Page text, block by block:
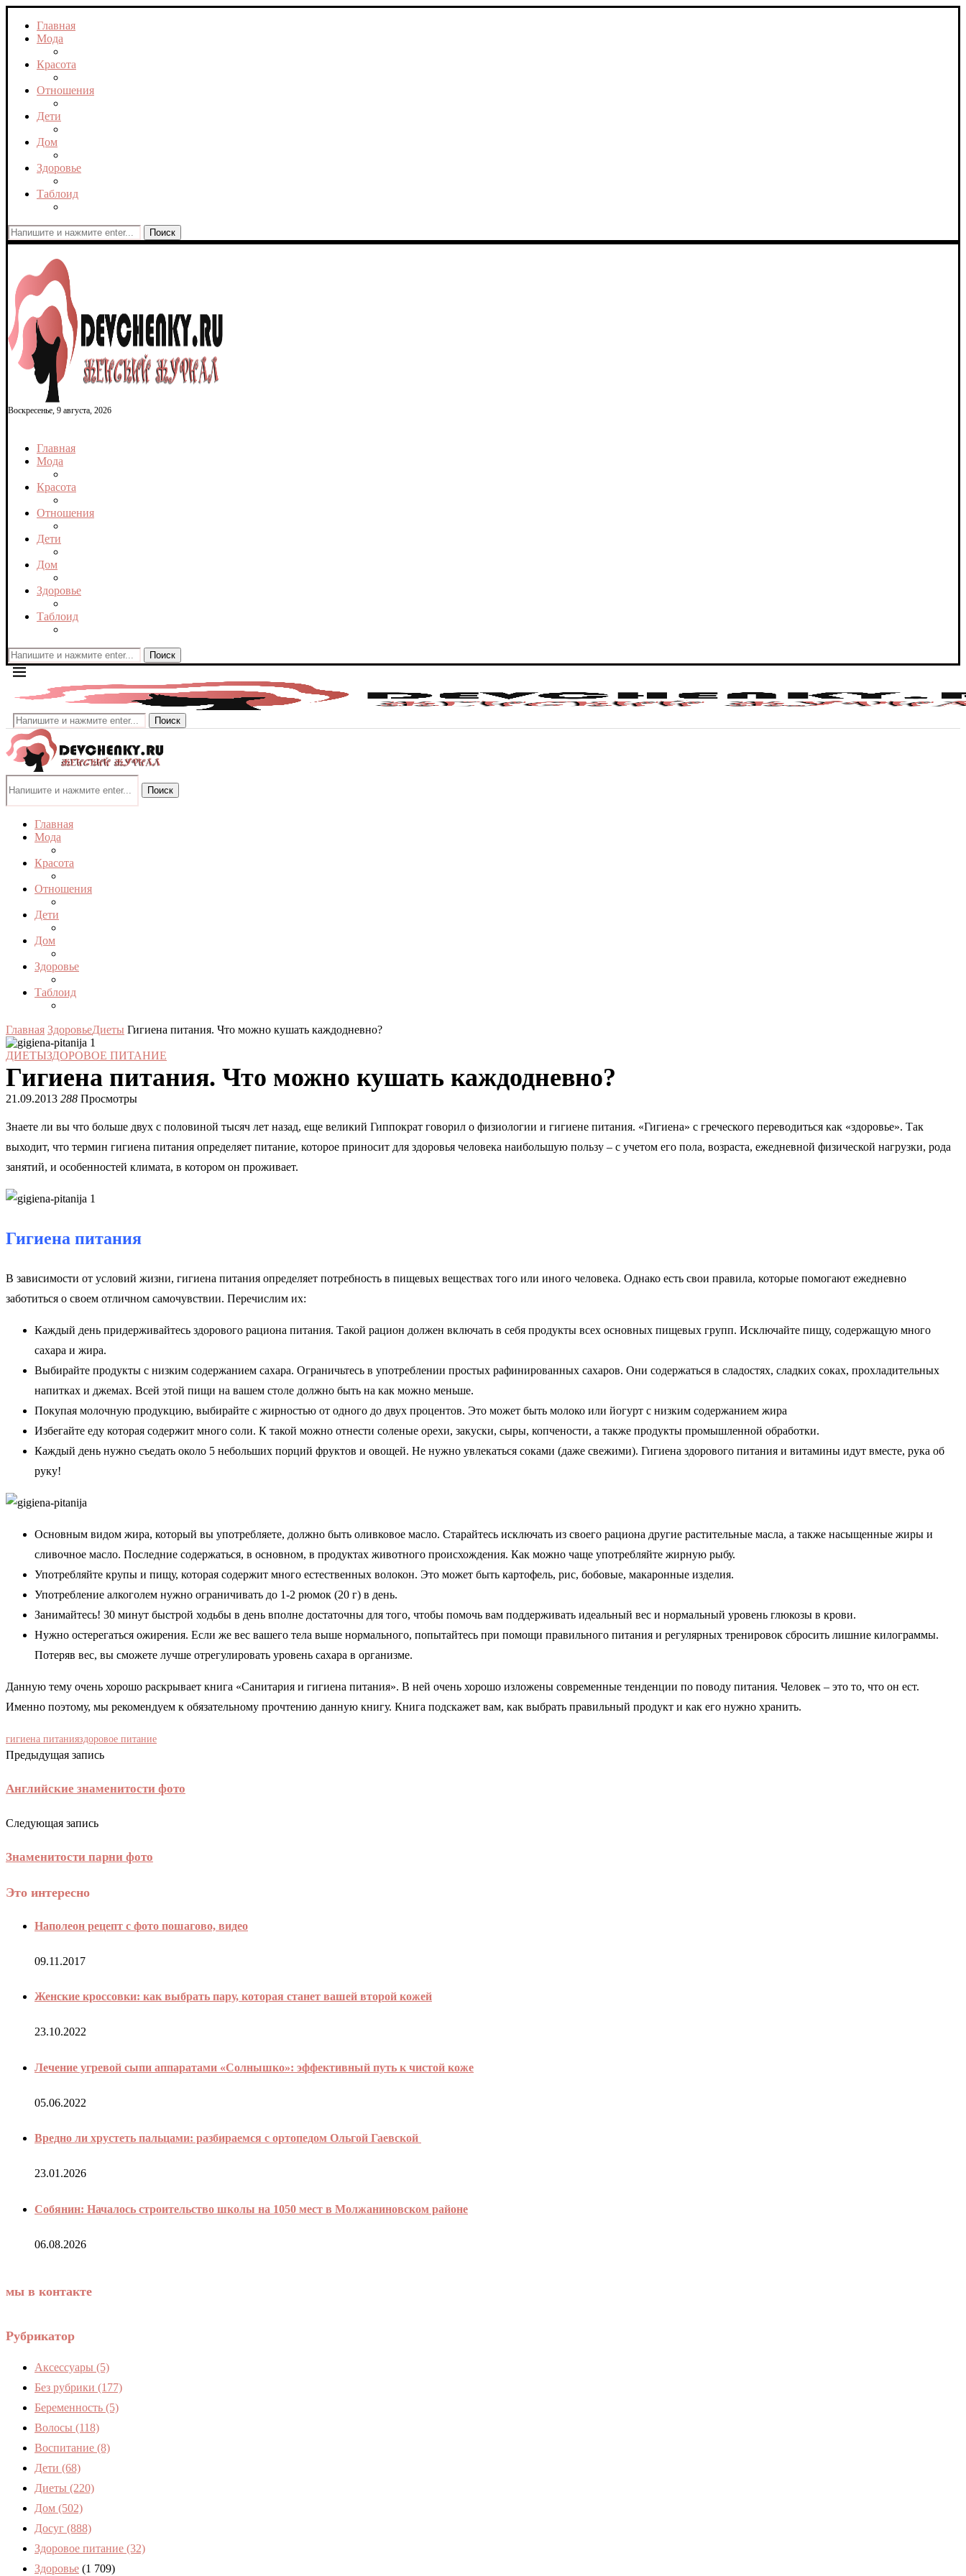
Главная
Мода
Красота
Отношения
Дети
Дом
Здоровье
Таблоид
Поиск
Воскресенье, 9 августа, 2026
Главная
Мода
Красота
Отношения
Дети
Дом
Здоровье
Таблоид
Поиск
Поиск
Поиск
Главная
Мода
Красота
Отношения
Дети
Дом
Здоровье
Таблоид
Главная ЗдоровьеДиеты Гигиена питания. Что можно кушать каждодневно?
ДИЕТЫЗДОРОВОЕ ПИТАНИЕ
Гигиена питания. Что можно кушать каждодневно?
21.09.2013 288 Просмотры
Знаете ли вы что больше двух с половиной тысяч лет назад, еще великий Гиппократ говорил о физиологии и гигиене питания. «Гигиена» с греческого переводиться как «здоровье». Так
выходит, что термин гигиена питания определяет питание, которое приносит для здоровья человека наибольшую пользу – с учетом его пола, возраста, ежедневной физической нагрузки, рода
занятий, и особенностей климата, в котором он проживает.
Гигиена питания
В зависимости от условий жизни, гигиена питания определяет потребность в пищевых веществах того или иного человека. Однако есть свои правила, которые помогают ежедневно
заботиться о своем отличном самочувствии. Перечислим их:
Каждый день придерживайтесь здорового рациона питания. Такой рацион должен включать в себя продукты всех основных пищевых групп. Исключайте пищу, содержащую много
сахара и жира.
Выбирайте продукты с низким содержанием сахара. Ограничьтесь в употреблении простых рафинированных сахаров. Они содержаться в сладостях, сладких соках, прохладительных
напитках и джемах. Всей этой пищи на вашем столе должно быть на как можно меньше.
Покупая молочную продукцию, выбирайте с жирностью от одного до двух процентов. Это может быть молоко или йогурт с низким содержанием жира
Избегайте еду которая содержит много соли. К такой можно отнести соленые орехи, закуски, сыры, копчености, а также продукты промышленной обработки.
Каждый день нужно съедать около 5 небольших порций фруктов и овощей. Не нужно увлекаться соками (даже свежими). Гигиена здорового питания и витамины идут вместе, рука об
руку!
Основным видом жира, который вы употребляете, должно быть оливковое масло. Старайтесь исключать из своего рациона другие растительные масла, а также насыщенные жиры и
сливочное масло. Последние содержаться, в основном, в продуктах животного происхождения. Как можно чаще употребляйте жирную рыбу.
Употребляйте крупы и пищу, которая содержит много естественных волокон. Это может быть картофель, рис, бобовые, макаронные изделия.
Употребление алкоголем нужно ограничивать до 1-2 рюмок (20 г) в день.
Занимайтесь! 30 минут быстрой ходьбы в день вполне достаточны для того, чтобы помочь вам поддерживать идеальный вес и нормальный уровень глюкозы в крови.
Нужно остерегаться ожирения. Если же вес вашего тела выше нормального, попытайтесь при помощи правильного питания и регулярных тренировок сбросить лишние килограммы.
Потеряв вес, вы сможете лучше отрегулировать уровень сахара в организме.
Данную тему очень хорошо раскрывает книга «Санитария и гигиена питания». В ней очень хорошо изложены современные тенденции по поводу питания. Человек – это то, что он ест.
Именно поэтому, мы рекомендуем к обязательному прочтению данную книгу. Книга подскажет вам, как выбрать правильный продукт и как его нужно хранить.
гигиена питанияздоровое питание
Предыдущая запись
Английские знаменитости фото
Следующая запись
Знаменитости парни фото
Это интересно
Наполеон рецепт с фото пошагово, видео
09.11.2017
Женские кроссовки: как выбрать пару, которая станет вашей второй кожей
23.10.2022
Лечение угревой сыпи аппаратами «Солнышко»: эффективный путь к чистой коже
05.06.2022
Вредно ли хрустеть пальцами: разбираемся с ортопедом Ольгой Гаевской
23.01.2026
Собянин: Началось строительство школы на 1050 мест в Молжаниновском районе
06.08.2026
мы в контакте
Рубрикатор
Аксессуары (5)
Без рубрики (177)
Беременность (5)
Волосы (118)
Воспитание (8)
Дети (68)
Диеты (220)
Дом (502)
Досуг (888)
Здоровое питание (32)
Здоровье (1 709)